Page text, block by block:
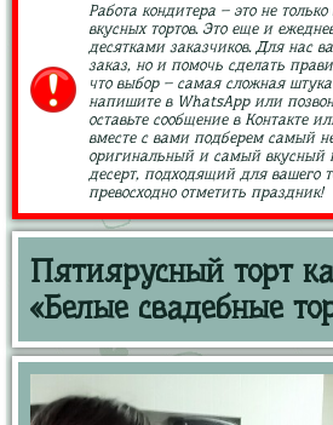
Работа кондитера – это не
вкусных тортов. Это еще и
десятками заказчиков. Для нас
заказ, но и помочь сделать
что выбор – самая сложная
напишите в WhatsApp или
оставьте сообщение в Контакте
вместе с вами подберем самый
оригинальный и самый вкусный
десерт, подходящий для вашего
превосходно отметить праздник!
Пятиярусный торт
«Белые свадебные